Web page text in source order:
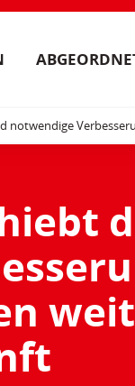
notwendige